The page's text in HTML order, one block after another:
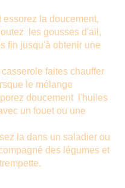
essorez la doucement,
les gousses d'ail,
fin jusqu'à obtenir une
faites chauffer
le mélange
doucement l'huiles
un fouet ou une
la dans un saladier ou
des légumes et